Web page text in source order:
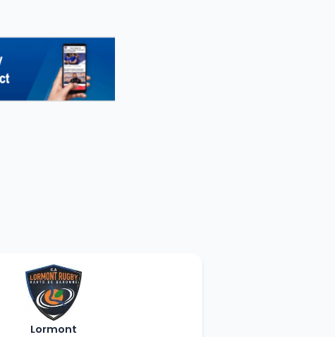
Lormont